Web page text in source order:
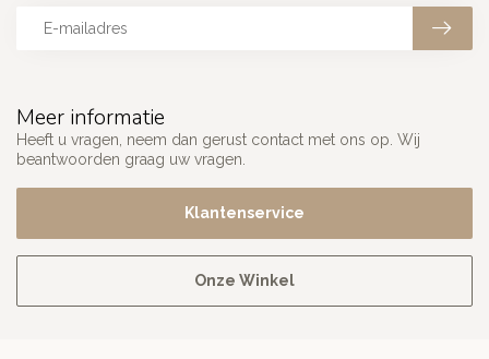
Meer informatie
Heeft u vragen, neem dan gerust contact met ons op. Wij
beantwoorden graag uw vragen.
Klantenservice
Onze Winkel